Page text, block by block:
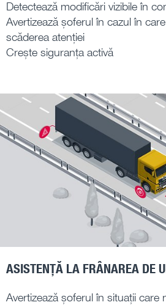
Detectează modificări vizibile în
Avertizează șoferul în cazul în
scăderea atenției
Crește siguranța activă
ASISTENȚĂ LA FRÂNAREA DE
Avertizează șoferul în situații care